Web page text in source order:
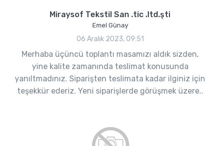
Miraysof Tekstil San .tic .ltd.şti
Emel Günay
06 Aralık 2023, 09:51
Merhaba üçüncü toplantı masamızı aldık sizden,
yine kalite zamanında teslimat konusunda
yanıltmadınız. Siparişten teslimata kadar ilginiz için
teşekkür ederiz. Yeni siparişlerde görüşmek üzere..